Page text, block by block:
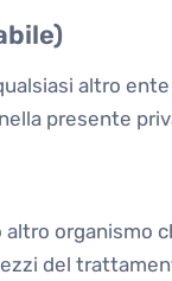
altro
presente
altro organismo
del